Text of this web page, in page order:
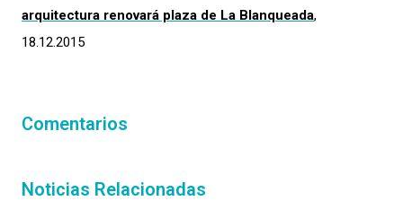
arquitectura renovará plaza de La Blanqueada,
18.12.2015
Comentarios
Noticias Relacionadas